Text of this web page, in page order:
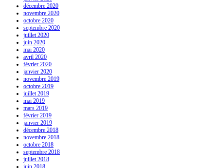
décembre 2020
novembre 2020
octobre 2020
septembre 2020
juillet 2020
juin 2020
mai 2020
avril 2020
février 2020
janvier 2020
novembre 2019
octobre 2019
juillet 2019
mai 2019
mars 2019
février 2019
janvier 2019
décembre 2018
novembre 2018
octobre 2018
septembre 2018
juillet 2018
juin 2018